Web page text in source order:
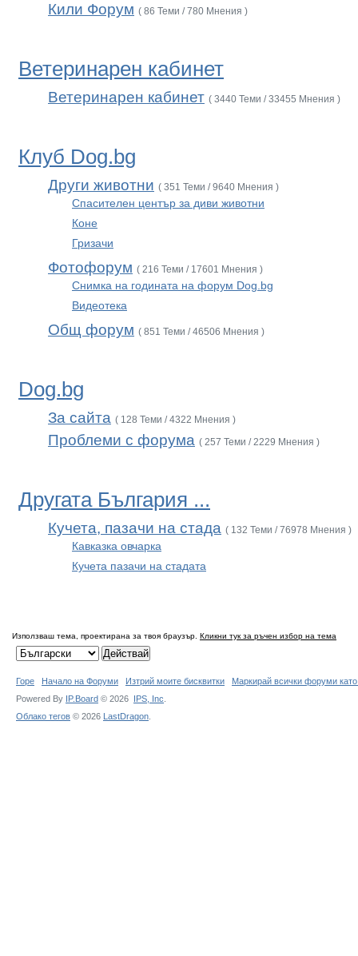
Кили Форум ( 86 Теми / 780 Мнения )
Ветеринарен кабинет
Ветеринарен кабинет ( 3440 Теми / 33455 Мнения )
Клуб Dog.bg
Други животни ( 351 Теми / 9640 Мнения )
Спасителен център за диви животни
Коне
Гризачи
Фотофорум ( 216 Теми / 17601 Мнения )
Снимка на годината на форум Dog.bg
Видеотека
Общ форум ( 851 Теми / 46506 Мнения )
Dog.bg
За сайта ( 128 Теми / 4322 Мнения )
Проблеми с форума ( 257 Теми / 2229 Мнения )
Другата България ...
Кучета, пазачи на стада ( 132 Теми / 76978 Мнения )
Кавказка овчарка
Кучета пазачи на стадата
Използваш тема, проектирана за твоя браузър. Кликни тук за ръчен избор на тема
Горе Начало на Форуми Изтрий моите бисквитки
Маркирай всички форуми
Powered By IP.Board © 2026 IPS, Inc
Облако тегов © 2026 LastDragon